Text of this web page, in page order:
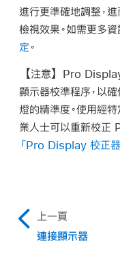
進行更準確地調整，
檢視效果。如需更多資
定。
【注意】 Pro
顯示器校準程序，以
燈的精準度。使用經
業人士可以重新校正
「Pro Display 校正器
上一頁
連接顯示器